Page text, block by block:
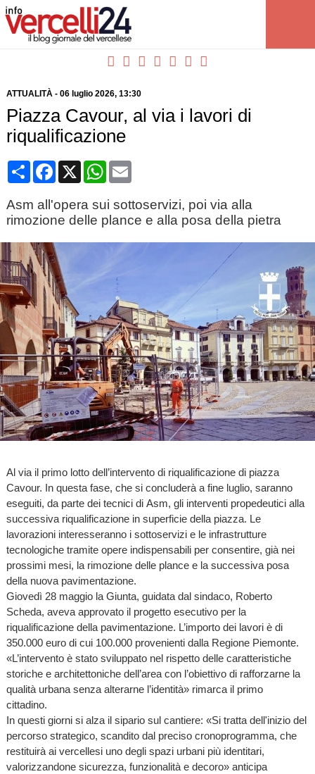
ATTUALITÀ- 06 luglio 2026, 13:30
Piazza Cavour, al via i lavori di
riqualificazione
CondividiFacebook
X WhatsApp
Email
Asm all'opera sui sottoservizi, poi via alla
rimozione delle plance e alla posa della pietra
Al via il primo lotto dell’intervento di riqualificazione di piazza
Cavour. In questa fase, che si concluderà a fine luglio, saranno
eseguiti, da parte dei tecnici di Asm, gli interventi propedeutici alla
successiva riqualificazione in superficie della piazza. Le
lavorazioni interesseranno i sottoservizi e le infrastrutture
tecnologiche tramite opere indispensabili per consentire, già nei
prossimi mesi, la rimozione delle plance e la successiva posa
della nuova pavimentazione.
Giovedì 28 maggio la Giunta, guidata dal sindaco, Roberto
Scheda, aveva approvato il progetto esecutivo per la
riqualificazione della pavimentazione. L’importo dei lavori è di
350.000 euro di cui 100.000 provenienti dalla Regione Piemonte.
«L’intervento è stato sviluppato nel rispetto delle caratteristiche
storiche e architettoniche dell’area con l’obiettivo di rafforzarne la
qualità urbana senza alterarne l’identità» rimarca il primo
cittadino.
In questi giorni si alza il sipario sul cantiere: «Si tratta dell'inizio del
percorso strategico, scandito dal preciso cronoprogramma, che
restituirà ai vercellesi uno degli spazi urbani più identitari,
valorizzandone sicurezza, funzionalità e decoro» anticipa